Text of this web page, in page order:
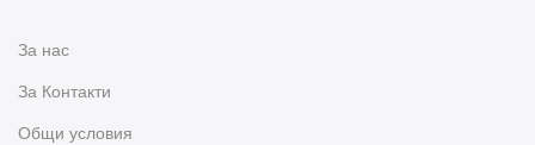
За нас
За Контакти
Общи условия